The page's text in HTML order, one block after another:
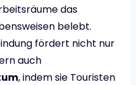
das
belebt.
fördert nicht nur
auch
, indem sie Touristen